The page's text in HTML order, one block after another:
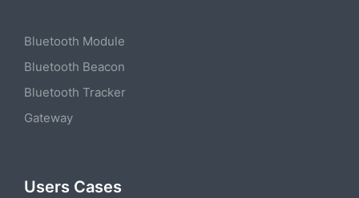
Bluetooth Module
Bluetooth Beacon
Bluetooth Tracker
Gateway
Users Cases